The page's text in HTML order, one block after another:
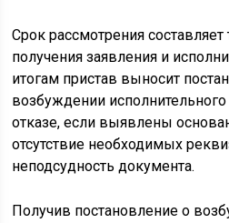
Срок рассмотрения
получения заявления и
итогам пристав выносит
возбуждении
отказе, если выявлены
отсутствие необходимых
неподсудность документа.
Получив постановление о